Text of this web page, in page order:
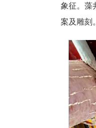
象征。藻
案及雕刻